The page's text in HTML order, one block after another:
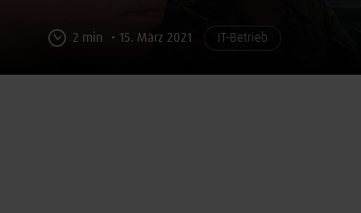
2 min 15. März 2021 IT-Betrieb